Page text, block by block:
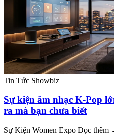
Tin Tức Showbiz
Sự kiện âm nhạc K-Pop
ra mà bạn chưa biết
Sự Kiện Women Expo Đọc thêm